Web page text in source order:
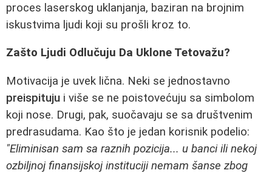
proces laserskog uklanjanja, baziran na brojnim
iskustvima ljudi koji su prošli kroz to.
Zašto Ljudi Odlučuju Da Uklone Tetovažu?
Motivacija je uvek lična. Neki se jednostavno
preispituju i više se ne poistovećuju sa simbolom
koji nose. Drugi, pak, suočavaju se sa društvenim
predrasudama. Kao što je jedan korisnik podelio:
"Eliminisan sam sa raznih pozicija... u banci ili nekoj
ozbiljnoj finansijskoj instituciji nemam šanse zbog